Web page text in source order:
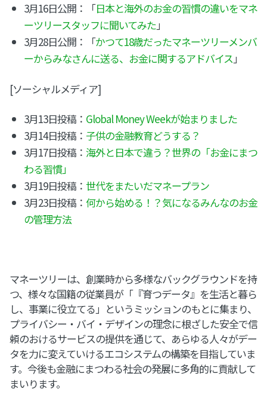
3月16日公開：「日本と海外のお金の習慣の違いをマネ
ーツリースタッフに聞いてみた」
3月28日公開：「かつて18歳だったマネーツリーメンバ
ーからみなさんに送る、お金に関するアドバイス」
[ソーシャルメディア]
3月13日投稿： Global Money Weekが始まりました
3月14日投稿： 子供の金融教育どうする？
3月17日投稿： 海外と日本で違う？世界の「お金にまつ
わる習慣」
3月19日投稿： 世代をまたいだマネープラン
3月23日投稿： 何から始める！？気になるみんなのお金
の管理方法
マネーツリーは、創業時から多様なバックグラウンドを持
つ、様々な国籍の従業員が「『育つデータ』を生活と暮ら
し、事業に役立てる」というミッションのもとに集まり、
プライバシー・バイ・デザインの理念に根ざした安全で信
頼のおけるサービスの提供を通じて、あらゆる人々がデー
タを力に変えていけるエコシステムの構築を目指していま
す。今後も金融にまつわる社会の発展に多角的に貢献して
まいります。